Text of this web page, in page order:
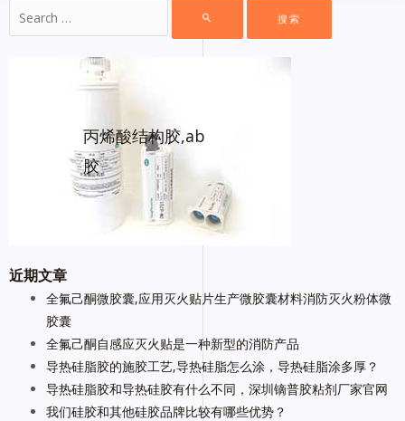
丙烯酸结构胶,ab
胶
近期文章
全氟己酮微胶囊,应用灭火贴片生产微胶囊材料消防灭火粉体微
胶囊
全氟己酮自感应灭火贴是一种新型的消防产品
导热硅脂胶的施胶工艺,导热硅脂怎么涂，导热硅脂涂多厚？
导热硅脂胶和导热硅胶有什么不同，深圳镝普胶粘剂厂家官网
我们硅胶和其他硅胶品牌比较有哪些优势？